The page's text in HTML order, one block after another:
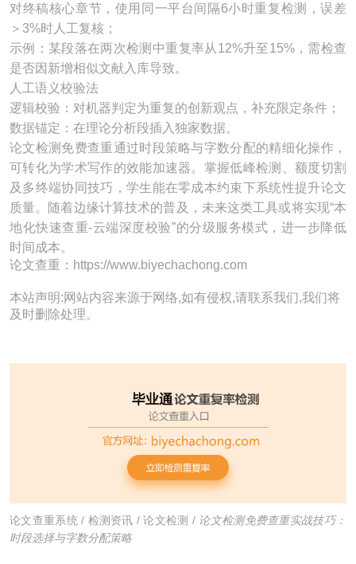
对终稿核心章节，使用同一平台间隔6小时重复检测，误差
＞3%时人工复核；
示例：某段落在两次检测中重复率从12%升至15%，需检查
是否因新增相似文献入库导致。
人工语义校验法
逻辑校验：对机器判定为重复的创新观点，补充限定条件；
数据锚定：在理论分析段插入独家数据。
论文检测免费查重通过时段策略与字数分配的精细化操作，
可转化为学术写作的效能加速器。掌握低峰检测、额度切割
及多终端协同技巧，学生能在零成本约束下系统性提升论文
质量。随着边缘计算技术的普及，未来这类工具或将实现“本
地化快速查重-云端深度校验”的分级服务模式，进一步降低
时间成本。
论文查重：https://www.biyechachong.com
本站声明:网站内容来源于网络,如有侵权,请联系我们,我们将
及时删除处理。
论文查重系统/ 检测资讯 /论文检测 / 论文检测免费查重实战技巧：
时段选择与字数分配策略